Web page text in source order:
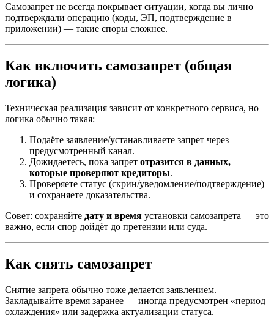
Самозапрет не всегда покрывает ситуации, когда вы лично
подтверждали операцию (коды, ЭП, подтверждение в
приложении) — такие споры сложнее.
Как включить самозапрет (общая
логика)
Техническая реализация зависит от конкретного сервиса, но
логика обычно такая:
Подаёте заявление/устанавливаете запрет через
предусмотренный канал.
Дожидаетесь, пока запрет отразится в данных,
которые проверяют кредиторы.
Проверяете статус (скрин/уведомление/подтверждение)
и сохраняете доказательства.
Совет: сохраняйте дату и время установки самозапрета — это
важно, если спор дойдёт до претензии или суда.
Как снять самозапрет
Снятие запрета обычно тоже делается заявлением.
Закладывайте время заранее — иногда предусмотрен «период
охлаждения» или задержка актуализации статуса.